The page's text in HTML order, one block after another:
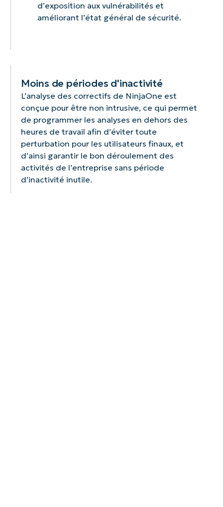
d’exposition aux vulnérabilités et
améliorant l’état général de sécurité.
Moins de périodes d'inactivité
L’analyse des correctifs de NinjaOne est
conçue pour être non intrusive, ce qui permet
de programmer les analyses en dehors des
heures de travail afin d’éviter toute
perturbation pour les utilisateurs finaux, et
d’ainsi garantir le bon déroulement des
activités de l’entreprise sans période
d’inactivité inutile.